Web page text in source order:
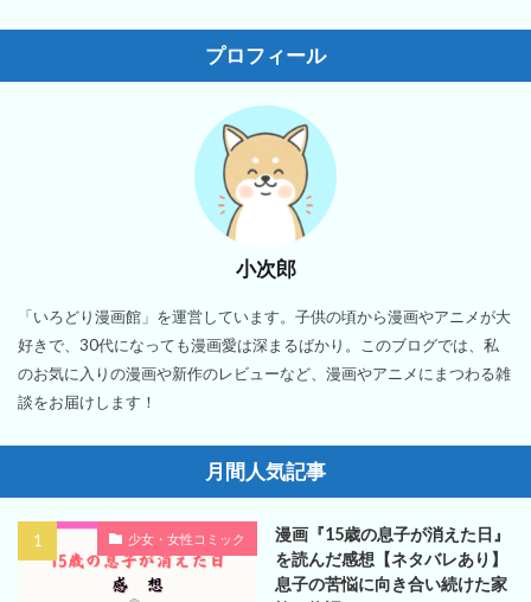
プロフィール
小次郎
「いろどり漫画館」を運営しています。子供の頃から漫画やアニメが大
好きで、30代になっても漫画愛は深まるばかり。このブログでは、私
のお気に入りの漫画や新作のレビューなど、漫画やアニメにまつわる雑
談をお届けします！
月間人気記事
少女・女性コミック
漫画『15歳の息子が消えた日』
を読んだ感想【ネタバレあり】
息子の苦悩に向き合い続けた家